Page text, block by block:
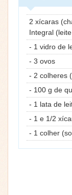
2 xícaras
Integral
- 1 vidro de
- 3 ovos
- 2 colheres
- 100 g de
- 1 lata de
- 1 e 1/2
- 1 colher